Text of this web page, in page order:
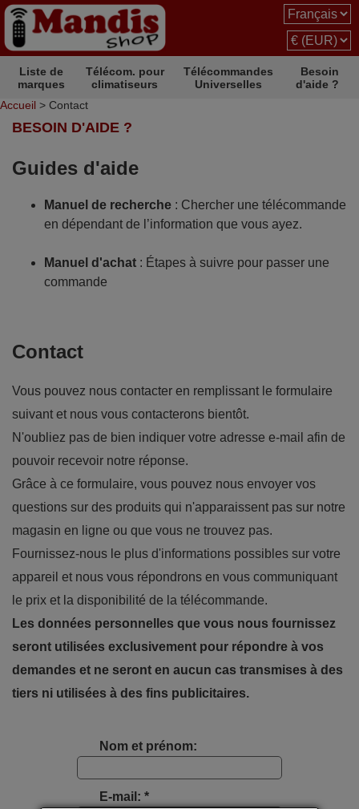
Liste de
marques
Télécom. pour
climatiseurs
Télécommandes
Universelles
Besoin
d'aide ?
Accueil > Contact
BESOIN D'AIDE ?
Guides d'aide
Manuel de recherche : Chercher une télécommande
en dépendant de l’information que vous ayez.
Manuel d'achat : Étapes à suivre pour passer une
commande
Contact
Vous pouvez nous contacter en remplissant le formulaire
suivant et nous vous contacterons bientôt.
N'oubliez pas de bien indiquer votre adresse e-mail afin de
pouvoir recevoir notre réponse.
Grâce à ce formulaire, vous pouvez nous envoyer vos
questions sur des produits qui n'apparaissent pas sur notre
magasin en ligne ou que vous ne trouvez pas.
Fournissez-nous le plus d'informations possibles sur votre
appareil et nous vous répondrons en vous communiquant
le prix et la disponibilité de la télécommande.
Les données personnelles que vous nous fournissez
seront utilisées exclusivement pour répondre à vos
demandes et ne seront en aucun cas transmises à des
tiers ni utilisées à des fins publicitaires.
Nom et prénom:
E-mail: *